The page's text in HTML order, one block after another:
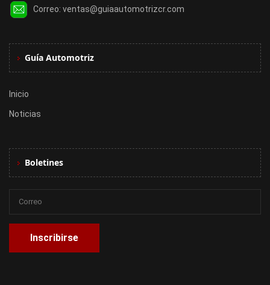
Correo: ventas@guiaautomotrizcr.com
Guía Automotriz
Inicio
Noticias
Boletines